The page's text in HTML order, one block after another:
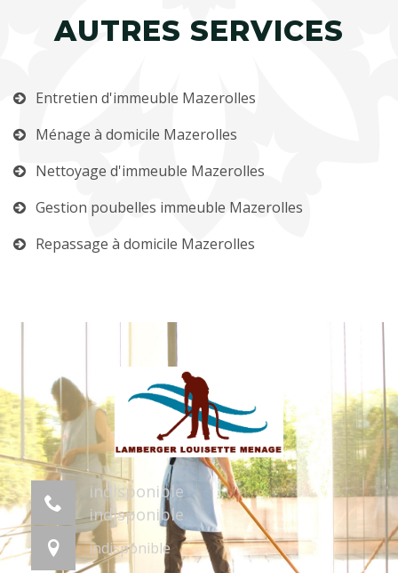
AUTRES SERVICES
Entretien d'immeuble Mazerolles
Ménage à domicile Mazerolles
Nettoyage d'immeuble Mazerolles
Gestion poubelles immeuble Mazerolles
Repassage à domicile Mazerolles
indisponible
indisponible
indisponible